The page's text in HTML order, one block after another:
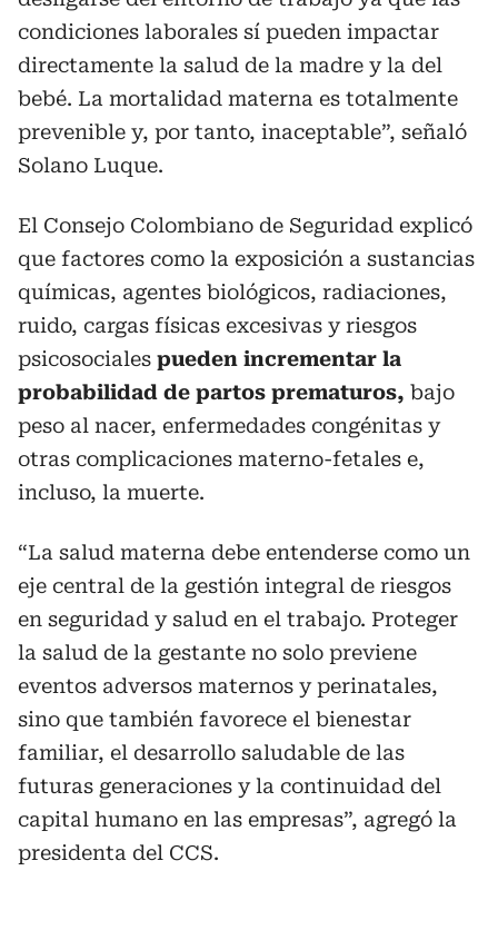
condiciones laborales sí pueden impactar
directamente la salud de la madre y la del
bebé. La mortalidad materna es totalmente
prevenible y, por tanto, inaceptable”, señaló
Solano Luque.
El Consejo Colombiano de Seguridad explicó
que factores como la exposición a sustancias
químicas, agentes biológicos, radiaciones,
ruido, cargas físicas excesivas y riesgos
psicosociales pueden incrementar la
probabilidad de partos prematuros, bajo
peso al nacer, enfermedades congénitas y
otras complicaciones materno-fetales e,
incluso, la muerte.
“La salud materna debe entenderse como un
eje central de la gestión integral de riesgos
en seguridad y salud en el trabajo. Proteger
la salud de la gestante no solo previene
eventos adversos maternos y perinatales,
sino que también favorece el bienestar
familiar, el desarrollo saludable de las
futuras generaciones y la continuidad del
capital humano en las empresas”, agregó la
presidenta del CCS.